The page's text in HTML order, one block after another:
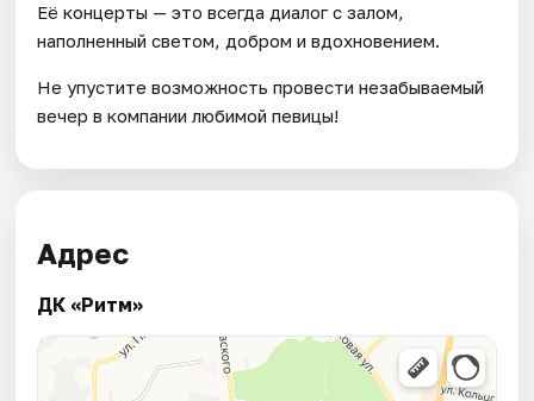
Её концерты — это всегда диалог с залом,
наполненный светом, добром и вдохновением.
Не упустите возможность провести незабываемый
вечер в компании любимой певицы!
Адрес
ДК «Ритм»